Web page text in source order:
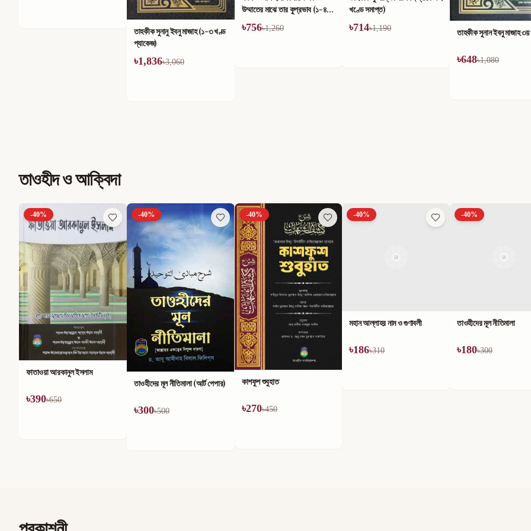
উম্মাতের মাঝে তার কুপ্রভাব (১-৪)
খণ্ড
৳756৳1,260
খণ্ডে সমাপ্ত)
৳714৳1,190 তাহকীক সুনান ইবনু মাজাহ ৩য় খণ্ড তাহকীক সুনান ইবনু মাজাহ
৳624৳1,040
তাওহীদ ও আক্বিদা
-40%
ফাতাওয়া আরকানুল ইসলাম
৳390৳650
-40%
তাওহীদের মূল নীতিমালা (আর্ট পেপার)
৳300৳500
-40%
কাশফুশ শুবুহাত
৳270৳450
-40%
মহান আল্লাহর নাম ও গুণাবলী
৳186৳310
-40%
তাওহীদের মূল নীতিমালা
৳180৳300